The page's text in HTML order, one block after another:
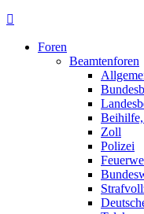
Foren
Beamtenforen
Beihilfe,
Zoll
Polizei